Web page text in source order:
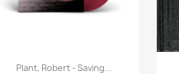
Vista rápida
Plant, Robert - Saving...